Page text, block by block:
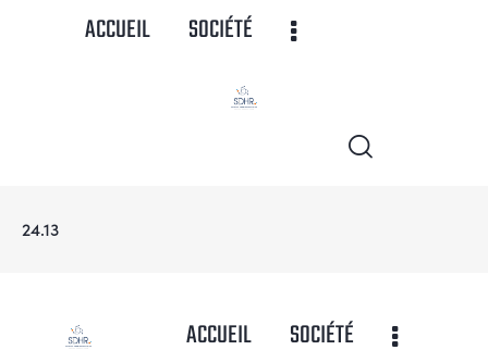
ACCUEIL SOCIÉTÉ
24.13
ACCUEIL SOCIÉTÉ